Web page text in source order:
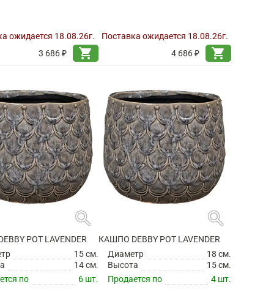
ожидается 18.08.26г.
3 686 ₽
shopping_cart
Поставка ожидается 18.08.26г.
4 686 ₽
shopping_cart
search
POT LAVENDER
15 см.
14 см.
по
6 шт.
search
КАШПО DEBBY POT LAVENDER
Диаметр
18 см.
Высота
15 см.
Продается по
4 шт.